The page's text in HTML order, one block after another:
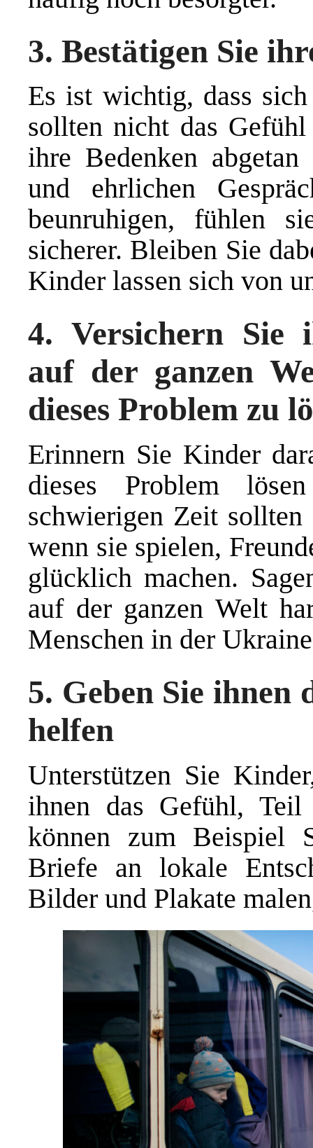
3. Bestätigen Sie
Es ist wichtig, dass
sollten nicht das
ihre Bedenken
und ehrlichen
beunruhigen, fühlen
sicherer. Bleiben Sie
Kinder lassen sich von
4. Versichern Sie
auf der ganzen
dieses Problem zu
Erinnern Sie Kinder
dieses Problem
schwierigen Zeit
wenn sie spielen,
glücklich machen.
auf der ganzen Welt
Menschen in der
5. Geben Sie ihnen
helfen
Unterstützen Sie
ihnen das Gefühl,
können zum Beispiel
Briefe an lokale
Bilder und Plakate